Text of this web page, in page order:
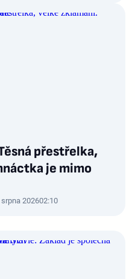
přestřelka,
je mimo
srpna 202602:10